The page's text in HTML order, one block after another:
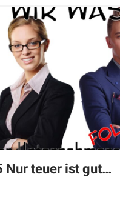
Nur teuer ist gut…